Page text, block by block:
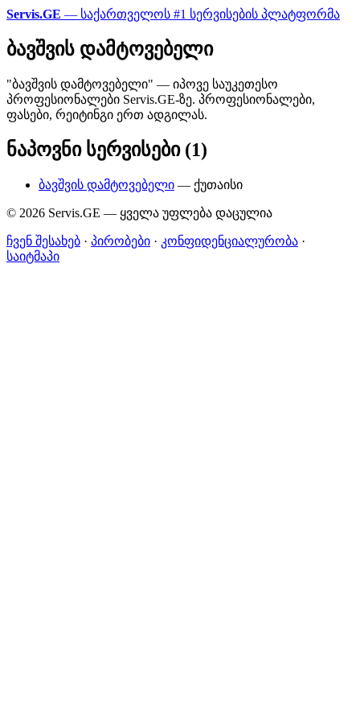
Servis.GE — საქართველოს #1 სერვისების პლატფორმა
ბავშვის დამტოვებელი
"ბავშვის დამტოვებელი" — იპოვე საუკეთესო
პროფესიონალები Servis.GE-ზე. პროფესიონალები,
ფასები, რეიტინგი ერთ ადგილას.
ნაპოვნი სერვისები (1)
ბავშვის დამტოვებელი — ქუთაისი
© 2026 Servis.GE — ყველა უფლება დაცულია
ჩვენ შესახებ · პირობები · კონფიდენციალურობა ·
საიტმაპი